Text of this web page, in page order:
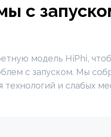
с
модель HiPhi,
с запуском. Мы
технологий и слабых